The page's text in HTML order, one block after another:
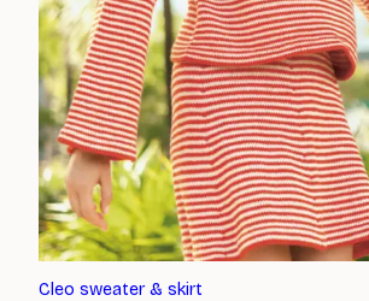
Cleo sweater & skirt